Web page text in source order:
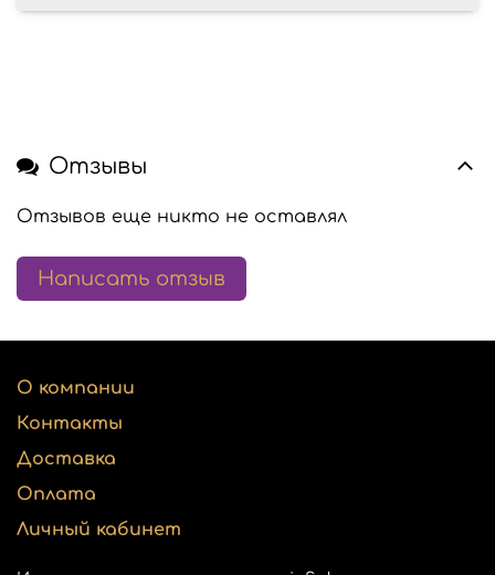
Отзывы
Отзывов еще никто не оставлял
Написать отзыв
О компании
Контакты
Доставка
Оплата
Личный кабинет